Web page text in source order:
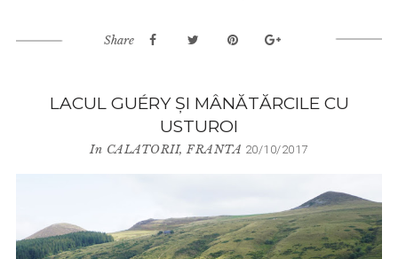
Share
LACUL GUÉRY ȘI MÂNĂTĂRCILE CU
USTUROI
In CALATORII,FRANTA 20/10/2017